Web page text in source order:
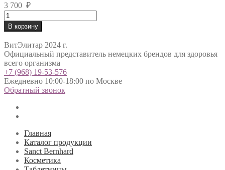
3 700 ₽
Sanct
Bernhard
-
Масло
Криля
quantity
В корзину
ВитЭлитар 2024 г.
Официальный представитель немецких брендов для здоровья
всего организма
+7 (968) 19-53-576
Ежедневно 10:00-18:00 по Москве
Обратный звонок
Главная
Каталог продукции
Sanct Bernhard
Косметика